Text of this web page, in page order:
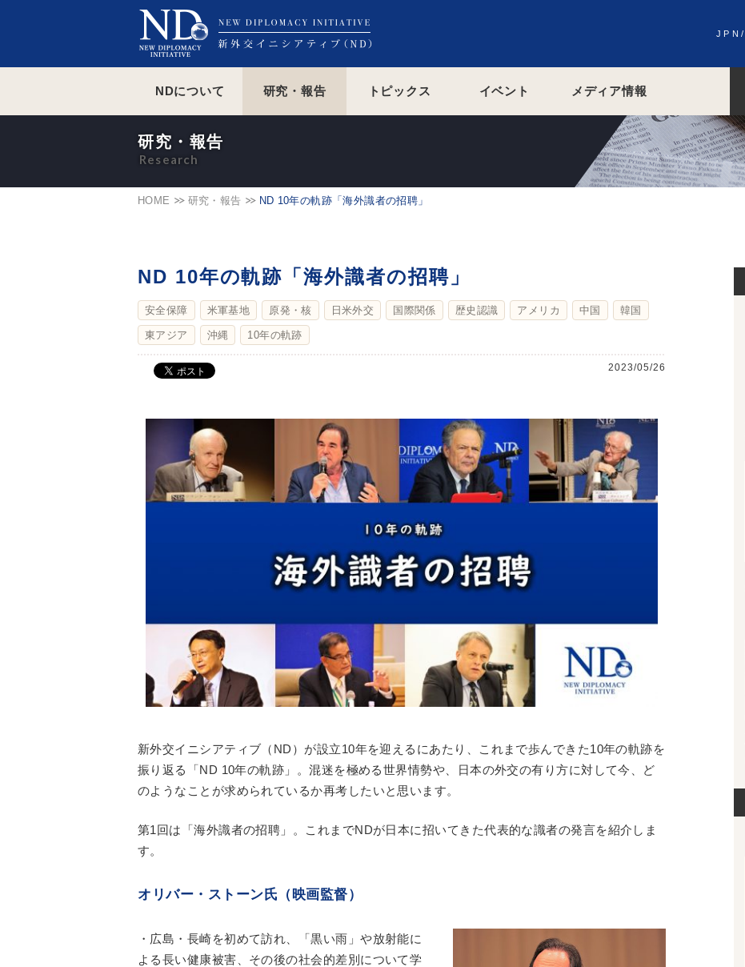
JPN
NDについて 研究・報告 トピックス イベント メディア情報
HOME 研究・報告 ND 10年の軌跡「海外識者の招聘」
研究・報告
ND 10年の軌跡「海外識者の招聘」
安全保障 米軍基地 原発・核 日米外交 国際関係 歴史認識 アメリカ 中国 韓国
東アジア 沖縄 10年の軌跡
2023/05/26
新外交イニシアティブ（ND）が設立10年を迎えるにあたり、これまで歩んできた10年の軌跡を
振り返る「ND 10年の軌跡」。混迷を極める世界情勢や、日本の外交の有り方に対して今、ど
のようなことが求められているか再考したいと思います。
第1回は「海外識者の招聘」。これまでNDが日本に招いてきた代表的な識者の発言を紹介しま
す。
オリバー・ストーン氏（映画監督）
・広島・長崎を初めて訪れ、「黒い雨」や放射能に
よる長い健康被害、その後の社会的差別について学